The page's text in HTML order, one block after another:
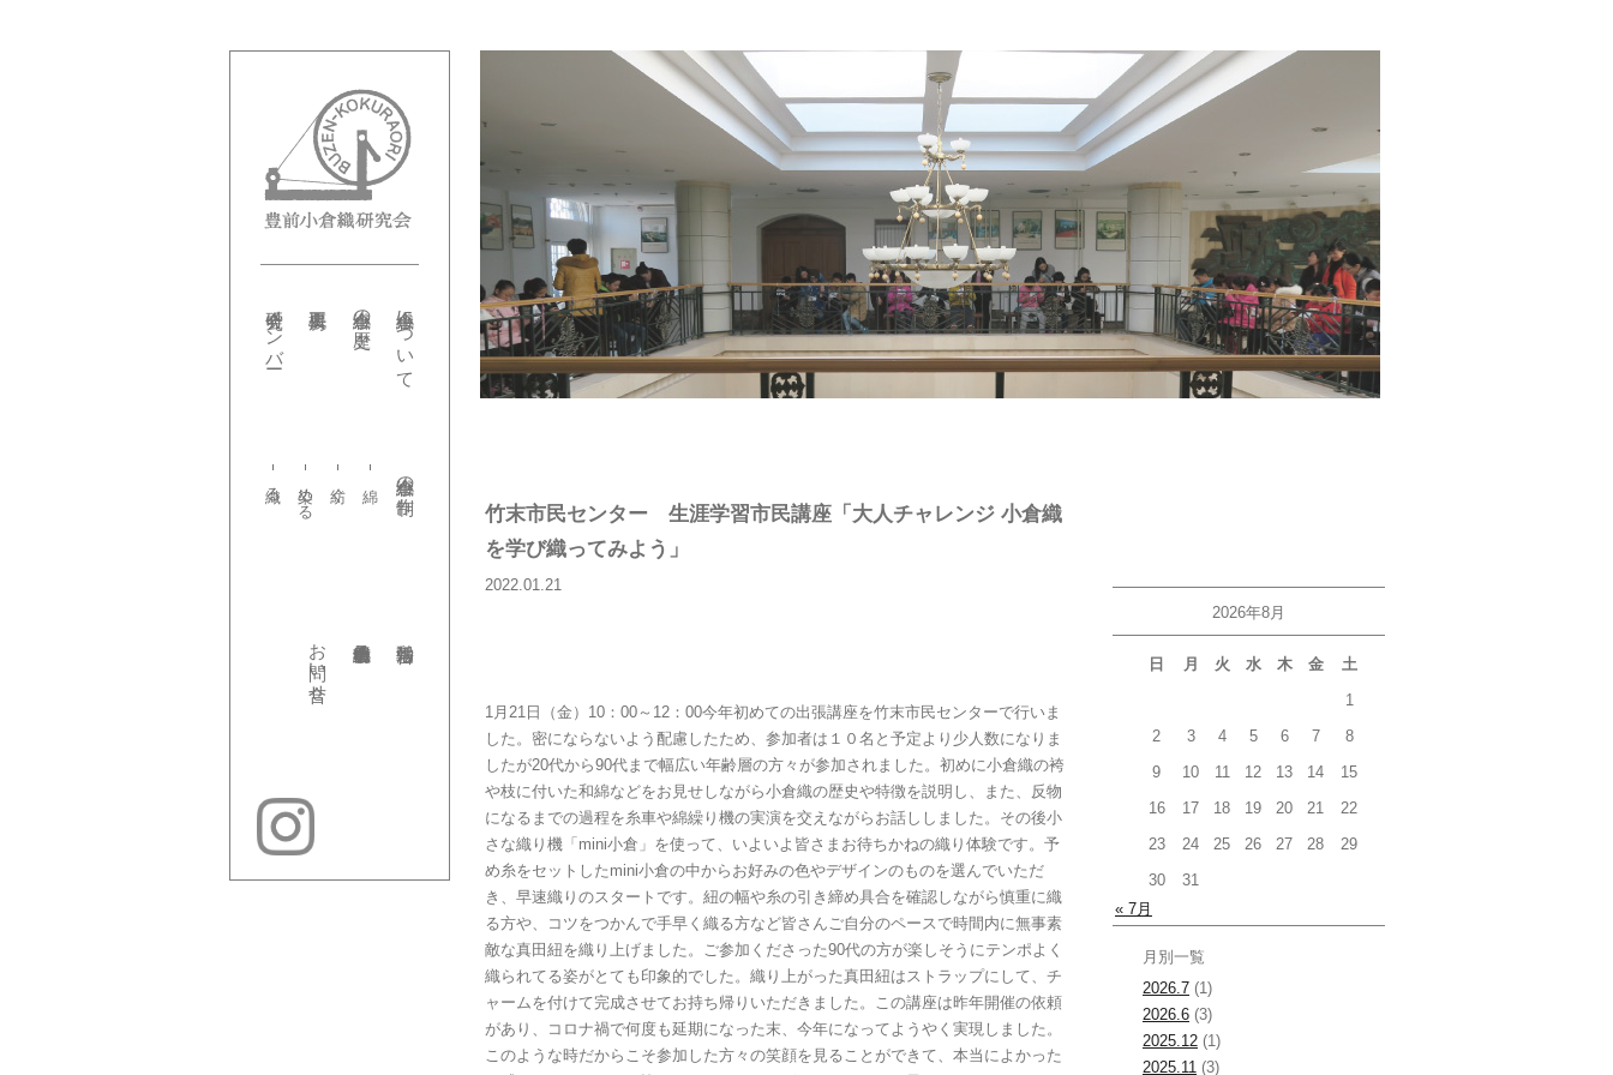
小倉織について
小倉織の歴史
研究会メンバー
小倉織の制作
紡ぐ
染める
織る
お問い合せ
竹末市民センター 生涯学習市民講座「大人チャレンジ 小倉織
を学び織ってみよう」
2022.01.21
1月21日（金）10：00～12：00今年初めての出張講座を竹末市民センターで行いま
した。密にならないよう配慮したため、参加者は１０名と予定より少人数になりま
したが20代から90代まで幅広い年齢層の方々が参加されました。初めに小倉織の袴
や枝に付いた和綿などをお見せしながら小倉織の歴史や特徴を説明し、また、反物
になるまでの過程を糸車や綿繰り機の実演を交えながらお話ししました。その後小
さな織り機「mini小倉」を使って、いよいよ皆さまお待ちかねの織り体験です。予
め糸をセットしたmini小倉の中からお好みの色やデザインのものを選んでいただ
き、早速織りのスタートです。紐の幅や糸の引き締め具合を確認しながら慎重に織
る方や、コツをつかんで手早く織る方など皆さんご自分のペースで時間内に無事素
敵な真田紐を織り上げました。ご参加くださった90代の方が楽しそうにテンポよく
織られてる姿がとても印象的でした。織り上がった真田紐はストラップにして、チ
ャームを付けて完成させてお持ち帰りいただきました。この講座は昨年開催の依頼
があり、コロナ禍で何度も延期になった末、今年になってようやく実現しました。
このような時だからこそ参加した方々の笑顔を見ることができて、本当によかった
2026年8月
日 月 火 水 木 金 土
« 7月
1
2
3 4 5 6 7
8
9
10 11 12 13 14
15
16
17 18 19 20 21
22
23
24 25 26 27 28
29
30
31
月別一覧
2026.7 (1)
2026.6 (3)
2025.12 (1)
2025.11 (3)